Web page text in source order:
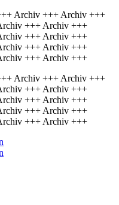
Archiv +++ Archiv +++
+++ Archiv +++
+++ Archiv +++
+++ Archiv +++
+++ Archiv +++
Archiv +++ Archiv +++
+++ Archiv +++
+++ Archiv +++
+++ Archiv +++
+++ Archiv +++